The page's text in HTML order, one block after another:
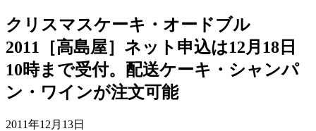
クリスマスケーキ・オードブル
2011［高島屋］ネット申込は12月18日
10時まで受付。配送ケーキ・シャンパ
ン・ワインが注文可能
2011年12月13日